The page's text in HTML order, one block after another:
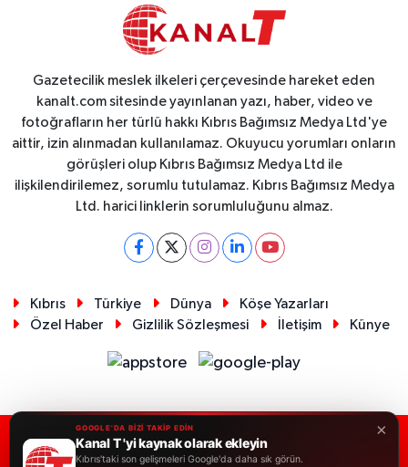
Gazetecilik meslek ilkeleri çerçevesinde hareket eden
kanalt.com sitesinde yayınlanan yazı, haber, video ve
fotoğrafların her türlü hakkı Kıbrıs Bağımsız Medya Ltd'ye
aittir, izin alınmadan kullanılamaz. Okuyucu yorumları onların
görüşleri olup Kıbrıs Bağımsız Medya Ltd ile
ilişkilendirilemez, sorumlu tutulamaz. Kıbrıs Bağımsız Medya
Ltd. harici linklerin sorumluluğunu almaz.
Kıbrıs Türkiye Dünya
Köşe Yazarları
Özel Haber
Gizlilik Sözleşmesi İletişim Künye
RSS Copyright © 2026. Her hakkı saklıdır.
×
GOOGLE'DA BİZİ TAKİP EDİN
Kanal T 'yi kaynak olarak ekleyin
Kıbrıs'taki son gelişmeleri Google'da daha sık görün.